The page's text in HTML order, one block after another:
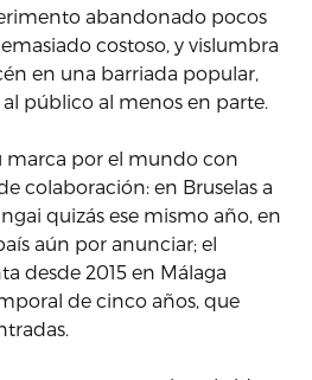
abandonado pocos
costoso, y vislumbra
en una barriada popular,
público al menos en parte.
marca por el mundo con
colaboración: en Bruselas a
quizás ese mismo año, en
aún por anunciar; el
desde 2015 en Málaga
de cinco años, que